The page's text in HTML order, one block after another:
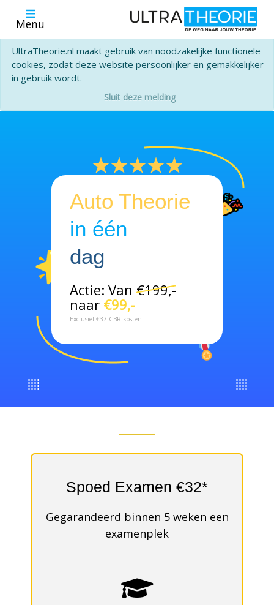
Menu
UltraTheorie.nl maakt gebruik van noodzakelijke functionele
cookies, zodat deze website persoonlijker en gemakkelijker
in gebruik wordt.
Sluit deze melding
Auto Theorie
in één
dag
Actie: Van €199,-
naar €99,-
Exclusief €37 CBR kosten
Spoed Examen €32*
Gegarandeerd binnen 5 weken een
examenplek